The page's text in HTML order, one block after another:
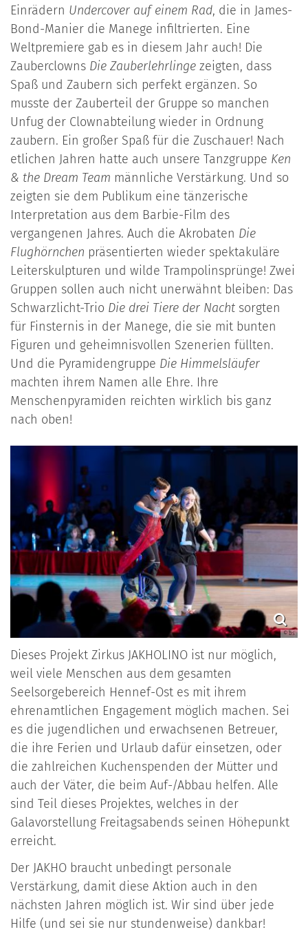
Einrädern Undercover auf einem Rad, die in James-
Bond-Manier die Manege infiltrierten. Eine
Weltpremiere gab es in diesem Jahr auch! Die
Zauberclowns Die Zauberlehrlinge zeigten, dass
Spaß und Zaubern sich perfekt ergänzen. So
musste der Zauberteil der Gruppe so manchen
Unfug der Clownabteilung wieder in Ordnung
zaubern. Ein großer Spaß für die Zuschauer! Nach
etlichen Jahren hatte auch unsere Tanzgruppe Ken
& the Dream Team männliche Verstärkung. Und so
zeigten sie dem Publikum eine tänzerische
Interpretation aus dem Barbie-Film des
vergangenen Jahres. Auch die Akrobaten Die
Flughörnchen präsentierten wieder spektakuläre
Leiterskulpturen und wilde Trampolinsprünge! Zwei
Gruppen sollen auch nicht unerwähnt bleiben: Das
Schwarzlicht-Trio Die drei Tiere der Nacht sorgten
für Finsternis in der Manege, die sie mit bunten
Figuren und geheimnisvollen Szenerien füllten.
Und die Pyramidengruppe Die Himmelsläufer
machten ihrem Namen alle Ehre. Ihre
Menschenpyramiden reichten wirklich bis ganz
nach oben!
© bs
Dieses Projekt Zirkus JAKHOLINO ist nur möglich,
weil viele Menschen aus dem gesamten
Seelsorgebereich Hennef-Ost es mit ihrem
ehrenamtlichen Engagement möglich machen. Sei
es die jugendlichen und erwachsenen Betreuer,
die ihre Ferien und Urlaub dafür einsetzen, oder
die zahlreichen Kuchenspenden der Mütter und
auch der Väter, die beim Auf-/Abbau helfen. Alle
sind Teil dieses Projektes, welches in der
Galavorstellung Freitagsabends seinen Höhepunkt
erreicht.
Der JAKHO braucht unbedingt personale
Verstärkung, damit diese Aktion auch in den
nächsten Jahren möglich ist. Wir sind über jede
Hilfe (und sei sie nur stundenweise) dankbar!